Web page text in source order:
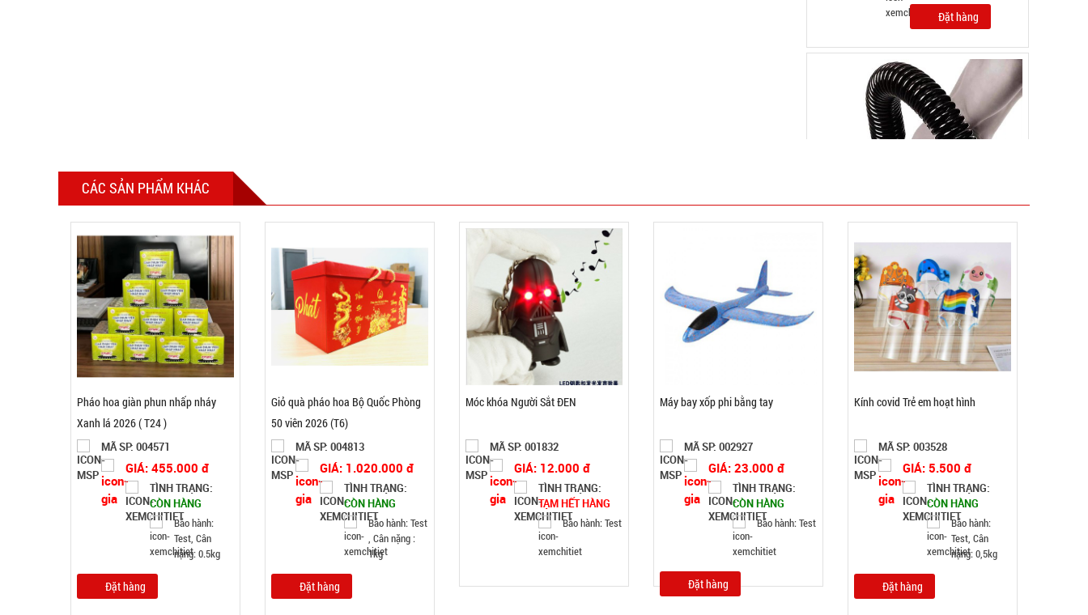
Đặt hàng
Băng keo chống thấm siêu dính X2000 - BẢN
5CM màu vàng Nhật Bản ( T36 )
MÃ SP: 004739
GIÁ: 20.000 đ
TÌNH TRẠNG:CÒN HÀNG
0.3kg
Đặt hàng
CÁC SẢN PHẨM KHÁC
Pháo hoa giàn phun nhấp nháy
Xanh lá 2026 ( T24 )
MÃ SP: 004571
GIÁ: 455.000 đ
TÌNH TRẠNG:
CÒN HÀNG
Bảo hành:
Test, Cân
nặng: 0.5kg
Đặt hàng
Giỏ quà pháo hoa Bộ Quốc Phòng
50 viên 2026 (T6)
MÃ SP: 004813
GIÁ: 1.020.000 đ
TÌNH TRẠNG:
CÒN HÀNG
Bảo hành: Test
, Cân nặng :
1kg
Đặt hàng
Móc khóa Người Sắt ĐEN
MÃ SP: 001832
GIÁ: 12.000 đ
TÌNH TRẠNG:
TẠM HẾT HÀNG
Bảo hành: Test
Máy bay xốp phi bằng tay
MÃ SP: 002927
GIÁ: 23.000 đ
TÌNH TRẠNG:
CÒN HÀNG
Bảo hành: Test
Đặt hàng
Kính covid Trẻ em hoạt hình
MÃ SP: 003528
GIÁ: 5.500 đ
TÌNH TRẠNG:
CÒN HÀNG
Bảo hành:
Test, Cân
nặng: 0,5kg
Đặt hàng